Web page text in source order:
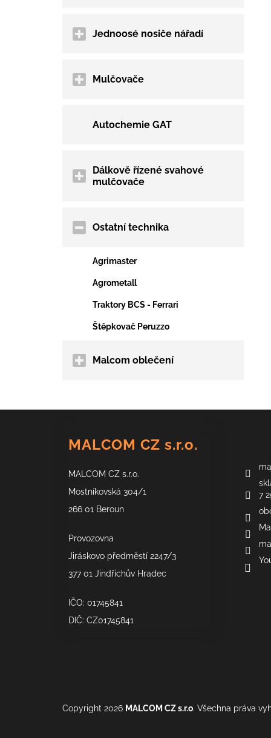
Jednoosé nosiče nářadí
Mulčovače
Autochemie GAT
Dálkově řízené svahové
mulčovače
Ostatní technika
Agrimaster
Agrometall
Traktory BCS - Ferrari
Štěpkovač Peruzzo
Malcom oblečení
MALCOM CZ s.r.o.
MALCOM CZ s.r.o.
Mostníkovská 304/1
266 01 Beroun
Provozovna
Jiráskovo předměstí 2247/3
377 01 Jindřichův Hradec
IČO: 01745841
DIČ: CZ01745841
7
Copyright 2026 MALCOM CZ s.r.o. Všechna práva